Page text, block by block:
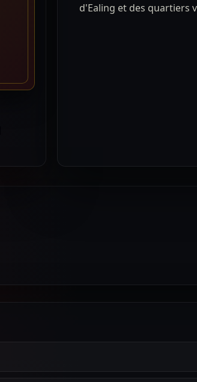
d'Ealing et des quartiers